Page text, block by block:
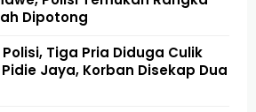
Dipotong
Tiga Pria Diduga Culik
Jaya, Korban Disekap Dua